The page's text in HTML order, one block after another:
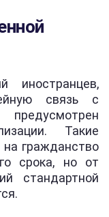
иностранцев,
связь с
Такие
на гражданство
срока, но от
стандартной